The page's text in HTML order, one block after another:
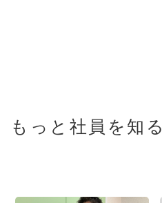
もっと社員を知る